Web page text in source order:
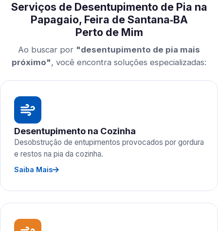
Serviços de Desentupimento de Pia na
Papagaio, Feira de Santana‑BA
Perto de Mim
Ao buscar por "desentupimento de pia mais
próximo", você encontra soluções especializadas:
Desentupimento na Cozinha
Desobstrução de entupimentos provocados por gordura
e restos na pia da cozinha.
Saiba Mais